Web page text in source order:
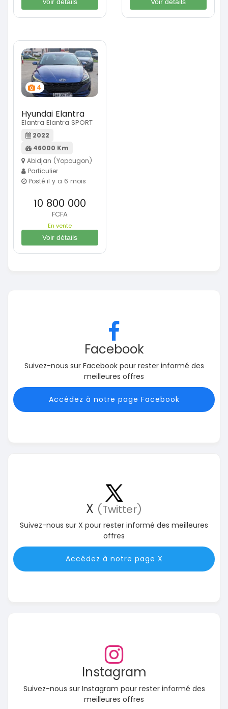
4
Hyundai Elantra
Elantra Elantra SPORT
2022
46000 Km
Abidjan (Yopougon)
Particulier
Posté il y a 6 mois
10 800 000
FCFA
En vente
Voir détails
Facebook
Suivez-nous sur Facebook pour rester informé des
meilleures offres
Accédez à notre page Facebook
X (Twitter)
Suivez-nous sur X pour rester informé des meilleures
offres
Accédez à notre page X
Instagram
Suivez-nous sur Instagram pour rester informé des
meilleures offres